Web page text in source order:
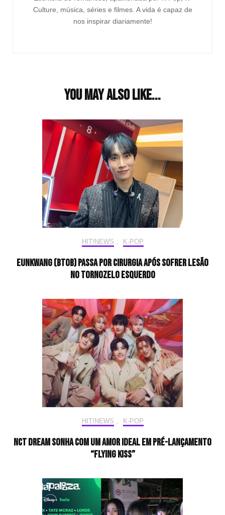
Culture, música, séries e filmes. A vida é capaz de
nos inspirar diariamente!
You may also like...
HIT!NEWS , K-POP
Eunkwang (BTOB) passa por cirurgia após sofrer lesão
no tornozelo esquerdo
HIT!NEWS , K-POP
NCT DREAM sonha com um amor ideal em pré-lançamento
“Flying Kiss”